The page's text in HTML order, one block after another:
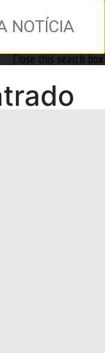
Close this search box.